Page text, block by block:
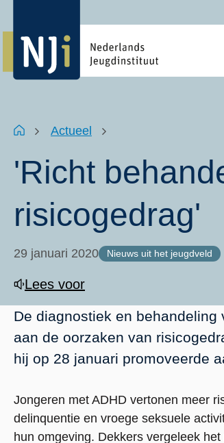
inhoud
Kruimelpad
HomeActueel
'Richt
risicogedrag'
29 januari 2020 Nieuws uit het jeugdveld
Lees voor
De diagnostiek en behandeling
aan de oorzaken van
hij op 28 januari promoveerde
Jongeren met ADHD vertonen meer
delinquentie en vroege seksuele
hun omgeving. Dekkers vergeleek